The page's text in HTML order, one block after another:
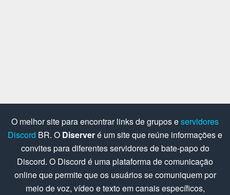
O melhor site para encontrar links de grupos eservidores
Discord BR. O Diserveré um site que reúne informações e
convites para diferentes servidores de bate-papo do
Discord. O Discord é uma plataforma de comunicação
online que permite que os usuários se comuniquem por
meio de voz, vídeo e texto em canais específicos,